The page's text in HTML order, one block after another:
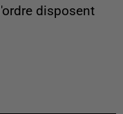
disposent